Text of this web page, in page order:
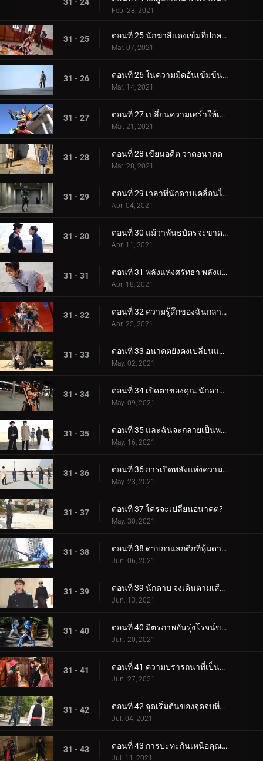
Feb. 28, 2021
31 - 25 ตอนที่ 25 นักฆ่าสีแดงเข้มที่ปกคลุมไปด้วยควัน
Mar. 07, 2021
31 - 26 ตอนที่ 26 ในความมืดอันเข้มข้นด้วยดาบ
Mar. 14, 2021
31 - 27 ตอนที่ 27 เปลี่ยนความเศร้าให้เป็นรอยยิ้ม
Mar. 21, 2021
31 - 28 ตอนที่ 28 เขียนอดีต วาดอนาคต
Mar. 28, 2021
31 - 29 ตอนที่ 29 เวลาที่นักดาบเคลื่อนไหว
Apr. 04, 2021
31 - 30 ตอนที่ 30 แม้ว่าพันธบัตรจะขาดก็ตาม
Apr. 11, 2021
31 - 31 ตอนที่ 31 พลังแห่งศรัทธา พลังแห่งศรัทธา
Apr. 18, 2021
31 - 32 ตอนที่ 32 ความรู้สึกของฉันกลายเป็นคริสตัล
Apr. 25, 2021
31 - 33 ตอนที่ 33 อนาคตยังคงเปลี่ยนแปลง
May. 02, 2021
31 - 34 ตอนที่ 34 เปิดตาของคุณ นักดาบอมตะ
May. 09, 2021
31 - 35 ตอนที่ 35 และฉันจะกลายเป็นพระเจ้า
May. 16, 2021
31 - 36 ตอนที่ 36 การเปิดพลังแห่งความรู้และอำนาจสูงสุด
May. 23, 2021
31 - 37 ตอนที่ 37 ใครจะเปลี่ยนอนาคต?
May. 30, 2021
31 - 38 ตอนที่ 38 ดาบกาแลกติกที่หุ้มดาบศักดิ์สิทธิ์
Jun. 06, 2021
31 - 39 ตอนที่ 39 นักดาบ จงเดินตามเส้นทางที่คุณเชื่อ
Jun. 13, 2021
31 - 40 ตอนที่ 40 มิตรภาพอันรุ่งโรจน์ของนักดาบทั้งสาม
Jun. 20, 2021
31 - 41 ตอนที่ 41 ความปรารถนาที่เป็นลายลักษณ์อักษร 2,000 ปี
Jun. 27, 2021
31 - 42 ตอนที่ 42 จุดเริ่มต้นของจุดจบที่สวยงาม
Jul. 04, 2021
31 - 43 ตอนที่ 43 การปะทะกันเหนือคุณค่าของการดำรงชีวิต
Jul. 11, 2021